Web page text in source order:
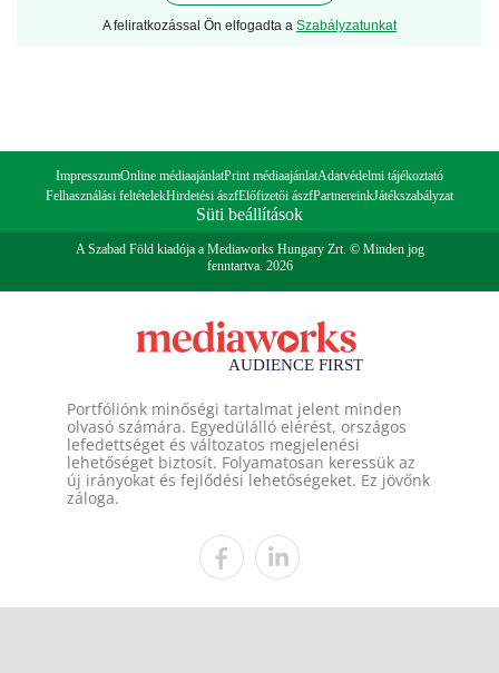
A feliratkozással Ön elfogadta a Szabályzatunkat
ImpresszumOnline médiaajánlatPrint médiaajánlatAdatvédelmi tájékoztató
Felhasználási feltételekHirdetési ászfElőfizetői ászfPartnereinkJátékszabályzat
Süti beállítások
A Szabad Föld kiadója a Mediaworks Hungary Zrt. © Minden jog
fenntartva. 2026
Portfóliónk minőségi tartalmat jelent minden
olvasó számára. Egyedülálló elérést, országos
lefedettséget és változatos megjelenési
lehetőséget biztosít. Folyamatosan keressük az
új irányokat és fejlődési lehetőségeket. Ez jövőnk
záloga.